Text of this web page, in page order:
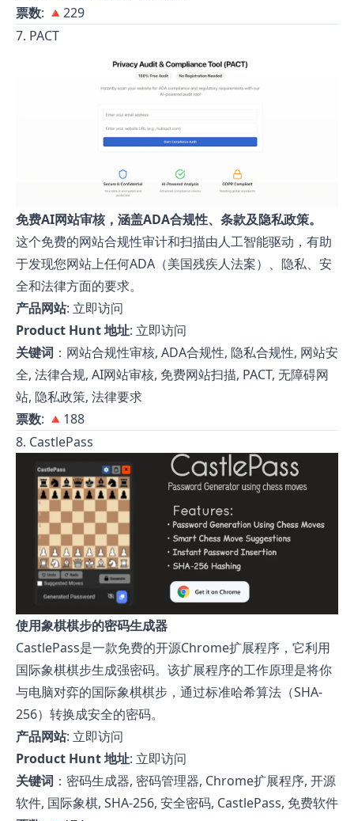
票数: 🔺229
7. PACT
免费AI网站审核，涵盖ADA合规性、条款及隐私政策。
这个免费的网站合规性审计和扫描由人工智能驱动，有助
于发现您网站上任何ADA（美国残疾人法案）、隐私、安
全和法律方面的要求。
产品网站: 立即访问
Product Hunt 地址: 立即访问
关键词 ：网站合规性审核, ADA合规性, 隐私合规性, 网站安
全, 法律合规, AI网站审核, 免费网站扫描, PACT, 无障碍网
站, 隐私政策, 法律要求
票数: 🔺188
8. CastlePass
使用象棋棋步的密码生成器
CastlePass是一款免费的开源Chrome扩展程序，它利用
国际象棋棋步生成强密码。该扩展程序的工作原理是将你
与电脑对弈的国际象棋棋步，通过标准哈希算法（SHA-
256）转换成安全的密码。
产品网站: 立即访问
Product Hunt 地址: 立即访问
关键词 ：密码生成器, 密码管理器, Chrome扩展程序, 开源
软件, 国际象棋, SHA-256, 安全密码, CastlePass, 免费软件